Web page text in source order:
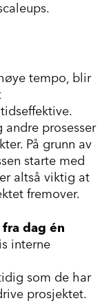
tempo, blir
andre prosesser
På grunn av
starte med
altså viktig at
fremover.
dag én
interne
som de har
prosjektet.